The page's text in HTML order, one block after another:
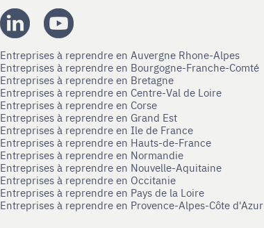
Entreprises à reprendre en Auvergne Rhone-Alpes
Entreprises à reprendre en Bourgogne-Franche-Comté
Entreprises à reprendre en Bretagne
Entreprises à reprendre en Centre-Val de Loire
Entreprises à reprendre en Corse
Entreprises à reprendre en Grand Est
Entreprises à reprendre en Ile de France
Entreprises à reprendre en Hauts-de-France
Entreprises à reprendre en Normandie
Entreprises à reprendre en Nouvelle-Aquitaine
Entreprises à reprendre en Occitanie
Entreprises à reprendre en Pays de la Loire
Entreprises à reprendre en Provence-Alpes-Côte d'Azur